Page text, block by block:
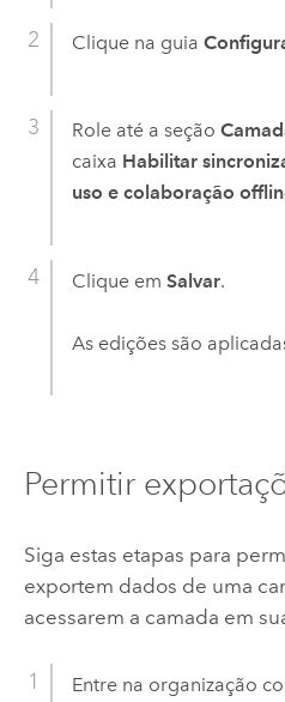
Clique na guia
Role até a seção
caixa Habilitar
uso e colaboração
Clique em Salvar.
As edições são
Permitir
Siga estas etapas para
exportem dados de uma
acessarem a camada em
Entre na organização